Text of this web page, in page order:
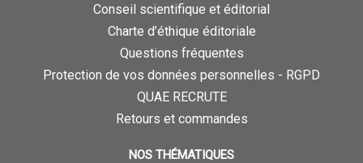
Conseil scientifique et éditorial
Charte d’éthique éditoriale
Questions fréquentes
Protection de vos données personnelles - RGPD
QUAE RECRUTE
Retours et commandes
NOS THÉMATIQUES